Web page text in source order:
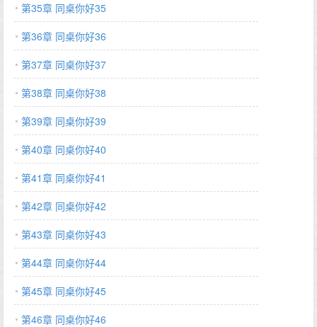
第35章 同桌你好35
第36章 同桌你好36
第37章 同桌你好37
第38章 同桌你好38
第39章 同桌你好39
第40章 同桌你好40
第41章 同桌你好41
第42章 同桌你好42
第43章 同桌你好43
第44章 同桌你好44
第45章 同桌你好45
第46章 同桌你好46